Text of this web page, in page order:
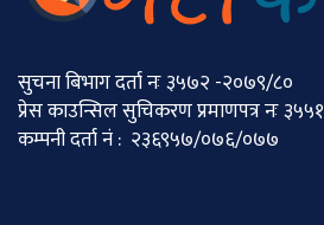
सुचना बिभाग दर्ता नः ३५७२ -२०७९/८०
प्रेस काउन्सिल सुचिकरण प्रमाणपत्र नः ३५५१
कम्पनी दर्ता नं : २३६९५७/०७६/०७७